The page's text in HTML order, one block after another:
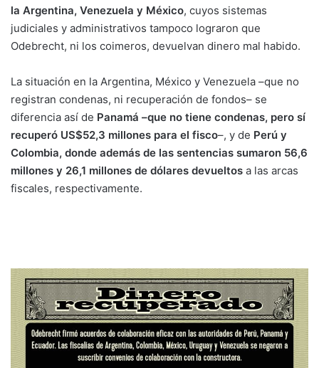
la Argentina, Venezuela y México, cuyos sistemas
judiciales y administrativos tampoco lograron que
Odebrecht, ni los coimeros, devuelvan dinero mal habido.
La situación en la Argentina, México y Venezuela –que no
registran condenas, ni recuperación de fondos– se
diferencia así de Panamá –que no tiene condenas, pero sí
recuperó US$52,3 millones para el fisco–, y de Perú y
Colombia, donde además de las sentencias sumaron 56,6
millones y 26,1 millones de dólares devueltos a las arcas
fiscales, respectivamente.